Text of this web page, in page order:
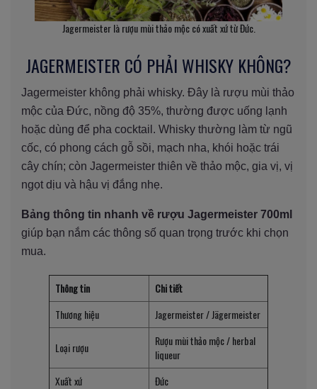
Jagermeister là rượu mùi thảo mộc có xuất xứ từ Đức.
JAGERMEISTER CÓ PHẢI WHISKY KHÔNG?
Jagermeister không phải whisky. Đây là rượu mùi thảo
mộc của Đức, nồng độ 35%, thường được uống lạnh
hoặc dùng để pha cocktail. Whisky thường làm từ ngũ
cốc, có phong cách gỗ sồi, mạch nha, khói hoặc trái
cây chín; còn Jagermeister thiên về thảo mộc, gia vị, vị
ngọt dịu và hậu vị đắng nhẹ.
Bảng thông tin nhanh về rượu Jagermeister 700ml
giúp bạn nắm các thông số quan trọng trước khi chọn
mua.
Thông tin
Chi tiết
Thương hiệu
Jagermeister / Jägermeister
Loại rượu
Rượu mùi thảo mộc / herbal
liqueur
Xuất xứ
Đức